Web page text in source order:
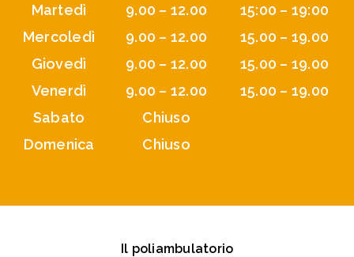
Martedì
9.00 – 12.00
15:00 – 19:00
Mercoledì
9.00 – 12.00
15.00 – 19.00
Giovedì
9.00 – 12.00
15.00 – 19.00
Venerdì
9.00 – 12.00
15.00 – 19.00
Sabato
Chiuso
Domenica
Chiuso
Il poliambulatorio